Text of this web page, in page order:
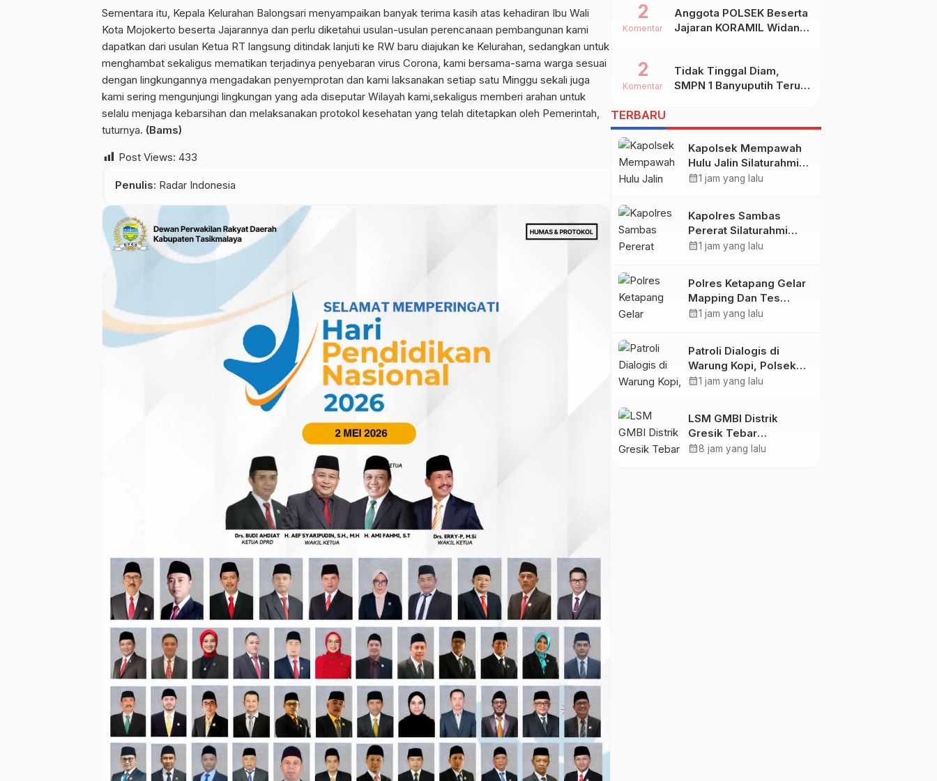
Sementara itu, Kepala Kelurahan Balongsari menyampaikan banyak terima kasih atas kehadiran Ibu Wali
Kota Mojokerto beserta Jajarannya dan perlu diketahui usulan-usulan perencanaan pembangunan kami
dapatkan dari usulan Ketua RT langsung ditindak lanjuti ke RW baru diajukan ke Kelurahan, sedangkan untuk
menghambat sekaligus mematikan terjadinya penyebaran virus Corona, kami bersama-sama warga sesuai
dengan lingkungannya mengadakan penyemprotan dan kami laksanakan setiap satu Minggu sekali juga
kami sering mengunjungi lingkungan yang ada diseputar Wilayah kami,sekaligus memberi arahan untuk
selalu menjaga kebarsihan dan melaksanakan protokol kesehatan yang telah ditetapkan oleh Pemerintah,
tuturnya. (Bams)
Post Views: 433
Penulis: Radar Indonesia
Anggota POLSEK Beserta
Jajaran KORAMIL Widang,
PHBN Di Ds.NGADIPURO
Kec.WIDANG Kab.TUBAN
2
Komentar
Tidak Tinggal Diam,
SMPN 1 Banyuputih Terus
2
Komentar
TERBARU
Kapolsek Mempawah
Hulu Jalin Silaturahmi
dengan Ketua MABM
calendar_month1 jam yang lalu
Kapolres Sambas
Pererat Silaturahmi
Dengan Keraton
Perkuat Sinergi
Menjaga Kamtibmas
calendar_month1 jam yang lalu
Polres Ketapang Gelar
Mapping Dan Tes
Psikologi Calon
Bagpsikologi Ro SDM
Polda Kalbar
calendar_month1 jam yang lalu
Patroli Dialogis di
Warung Kopi, Polsek
Meranti Jalin
Kamtibmas
calendar_month1 jam yang lalu
LSM GMBI Distrik
Gresik Tebar
Kebaikan, Gelar Doa
calendar_month8 jam yang lalu